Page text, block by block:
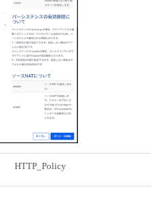
HTTP_Policy